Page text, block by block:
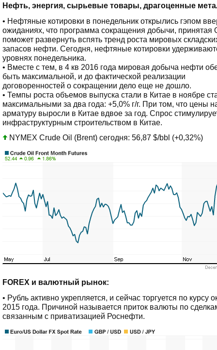
Нефть, энергия, сырьевые товары, драгоценные
• Нефтяные котировки в понедельник открылись гэпом
ожиданиях, что программа сокращения добычи,
поможет развернуть вспять тренд роста мировых
запасов нефти. Сегодня, нефтяные котировки
уровнях понедельника.
• Вместе с тем, в 4 кв 2016 года мировая добыча нефти
быть максимальной, и до фактической реализации
договоренностей о сокращении дело еще не дошло.
• Темпы роста объемов выпуска стали в Китае в ноябре
максимальными за два года: +5,0% г/г. При том, что цены
арматуру выросли в Китае вдвое за год. Спрос
инфраструктурным строительством в Китае.
NYMEX Crude Oil (Brent) сегодня: 56,87 $/bbl (+0,32%)
FOREX и валютный рынок:
• Рубль активно укрепляется, и сейчас торгуется по курсу
2015 года. Причиной называется приток валюты по
связанным с приватизацией Роснефти.